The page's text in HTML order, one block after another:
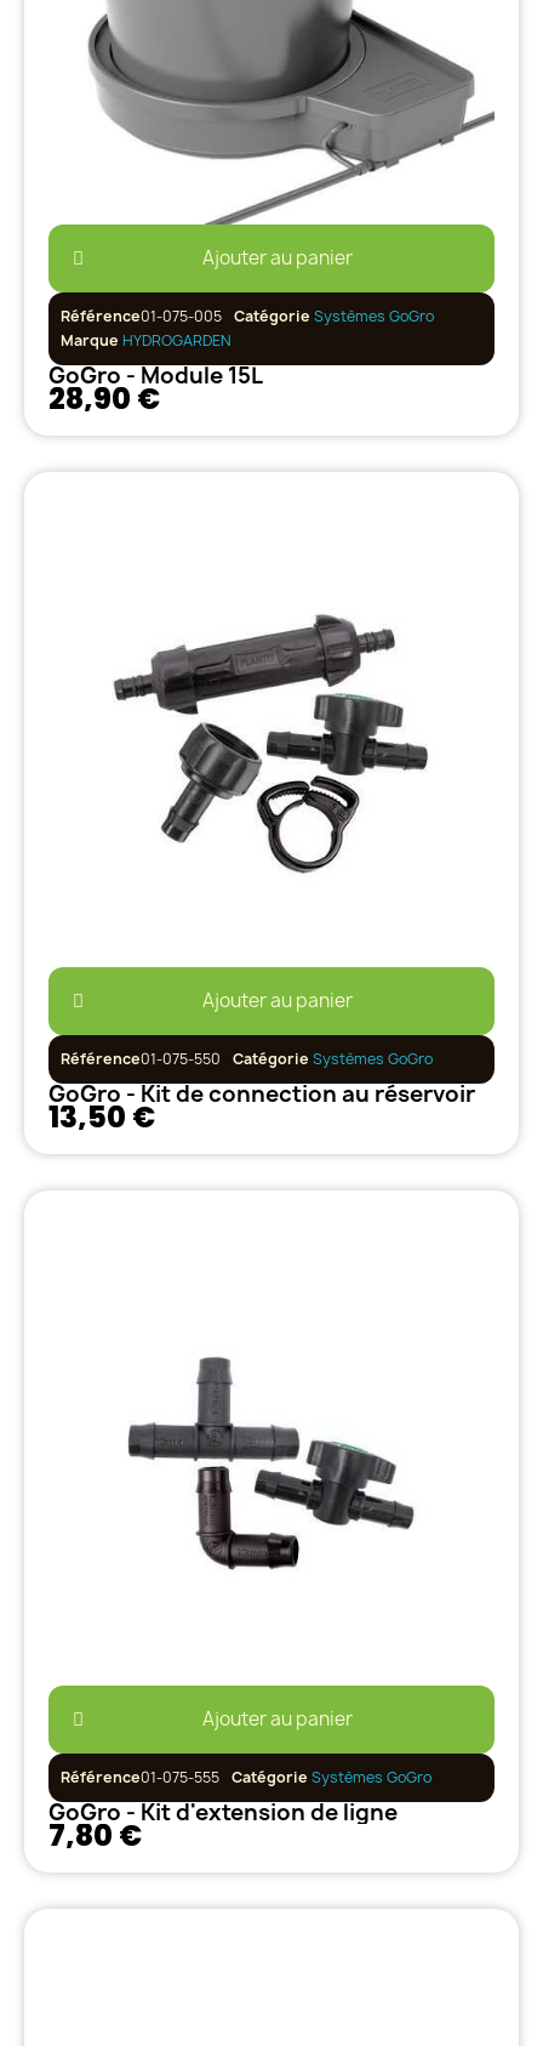
Ajouter au panier
Référence01-075-005 Catégorie Systèmes GoGro
Marque HYDROGARDEN
GoGro - Module 15L
28,90 €
Ajouter au panier
Référence01-075-550 Catégorie Systèmes GoGro
GoGro - Kit de connection au réservoir
13,50 €
Ajouter au panier
Référence01-075-555 Catégorie Systèmes GoGro
GoGro - Kit d'extension de ligne
7,80 €